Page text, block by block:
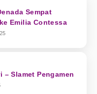
Sempat
Emilia Contessa
Slamet Pengamen